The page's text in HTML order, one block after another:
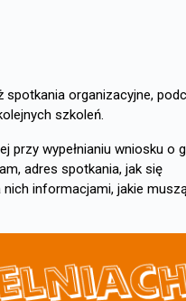
spotkania organizacyjne,
szkoleń.
przy wypełnianiu wniosku o
adres spotkania, jak się
informacjami, jakie